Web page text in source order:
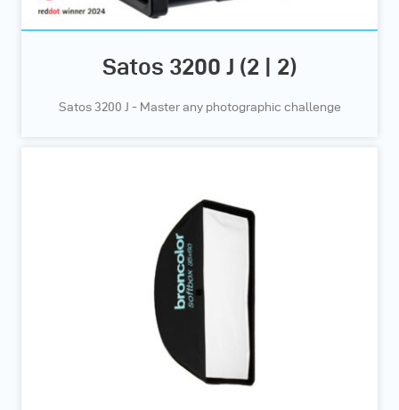
Satos 3200 J (2 | 2)
Satos 3200 J - Master any photographic challenge